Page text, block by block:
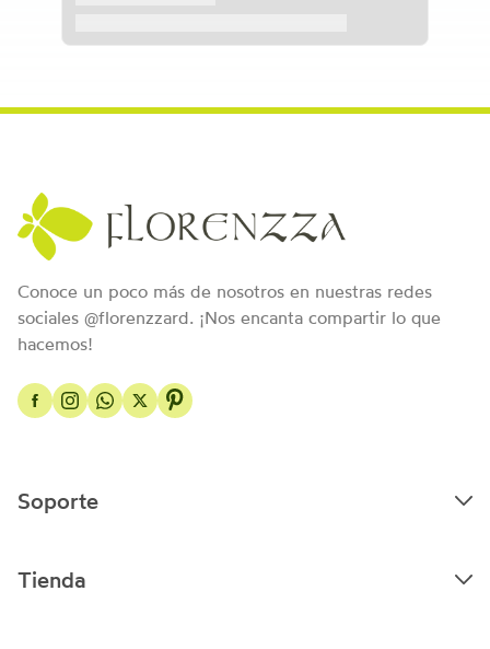
Conoce un poco más de nosotros en nuestras redes
sociales @florenzzard. ¡Nos encanta compartir lo que
hacemos!
Soporte
Tienda